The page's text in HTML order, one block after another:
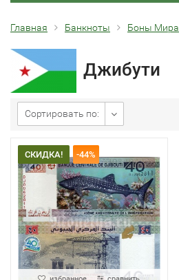
Главная Банкноты Боны Мира
Джибути
Сортировать по:
СКИДКА! -44%